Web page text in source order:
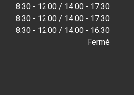
8:30 - 12:00 / 14:00 - 17:30
8:30 - 12:00 / 14:00 - 17:30
8:30 - 12:00 / 14:00 - 16:30
Fermé